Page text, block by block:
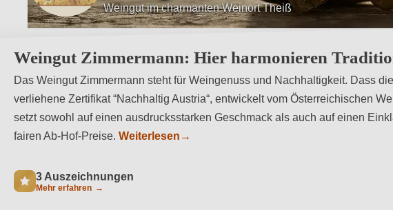
Tradition harmoniert hier mit Moderne
Weingut Zimmermann: Hier harmonieren
Das Weingut Zimmermann steht für Weingenuss und Nachhaltigkeit. Dass
verliehene Zertifikat “Nachhaltig Austria“, entwickelt vom Österreichischen
setzt sowohl auf einen ausdrucksstarken Geschmack als auch auf einen
fairen Ab-Hof-Preise. Weiterlesen →
3 Auszeichnungen
Mehr erfahren →